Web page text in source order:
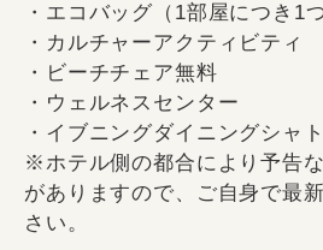
・エコバッグ（1部屋につき1つ
・カルチャーアクティビティ
・ビーチチェア無料
・ウェルネスセンター
・イブニングダイニングシャ
※ホテル側の都合により予告
がありますので、ご自身で最
さい。